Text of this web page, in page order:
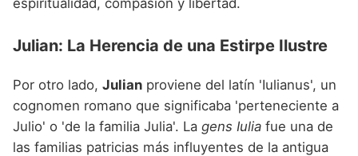
Julian: La Herencia de una Estirpe Ilustre
Por otro lado, Julian proviene del latín 'Iulianus', un
cognomen romano que significaba 'perteneciente a
Julio' o 'de la familia Julia'. La gens Iulia fue una de
las familias patricias más influyentes de la antigua